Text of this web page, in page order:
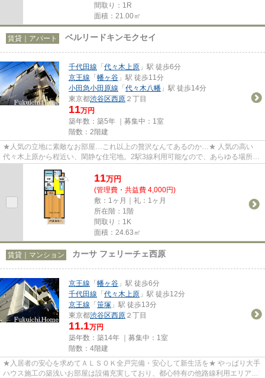
間取り：1R
面積：21.00㎡
賃貸｜アパート ベルリードキンモクセイ
千代田線 「代々木上原 」駅 徒歩6分
京王線 「幡ヶ谷 」駅 徒歩11分
小田急小田原線 「代々木八幡 」駅 徒歩14分
東京都渋谷区西原 ２丁目
11万円
築年数：築5年 ｜募集中： 1室
階数：2階建
★人気の立地に素敵なお部屋…これ以上の贅沢なんてあるのか…★ 人気の高い
代々木上原から程近い、閑静な住宅地。2駅3線利用可能なので、あらゆる場所へ
のアクセスも良好です★居室は広々...
11万円
(管理費・共益費 4,000円)
敷：1ヶ月｜礼：1ヶ月
所在階：1階
間取り：1K
面積：24.63㎡
賃貸｜マンション カーサ フェリーチェ西原
京王線 「幡ヶ谷 」駅 徒歩6分
千代田線 「代々木上原 」駅 徒歩12分
京王線 「笹塚 」駅 徒歩13分
東京都渋谷区西原 ２丁目
11.1万円
築年数：築14年 ｜募集中： 1室
階数：4階建
★入居者の安心を求めてＡＬＳＯＫ全戸完備・安心して新生活を★ やっぱり大手
ハウス施工の築浅いお部屋は設備充実しており、都心特有の他路線利用エリア